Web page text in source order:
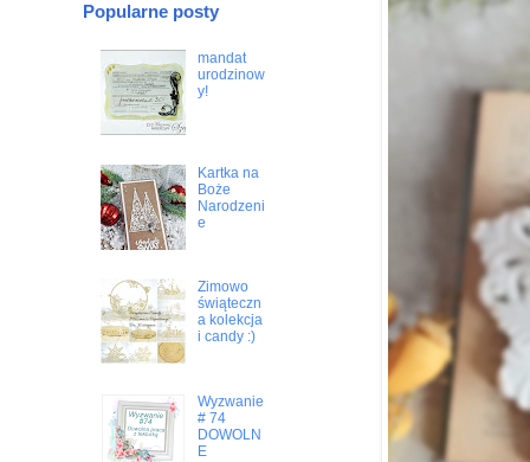
Popularne posty
mandat
urodzinow
y!
Kartka na
Boże
Narodzeni
e
Zimowo
świąteczn
a kolekcja
i candy :)
Wyzwanie
# 74
DOWOLN
E